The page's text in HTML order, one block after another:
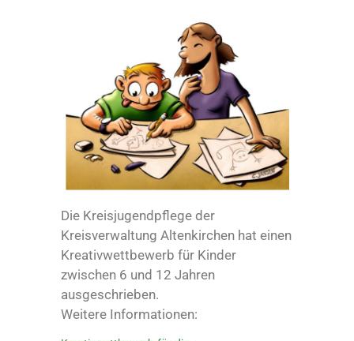
Die Kreisjugendpflege der
Kreisverwaltung Altenkirchen hat einen
Kreativwettbewerb für Kinder
zwischen 6 und 12 Jahren
ausgeschrieben.
Weitere Informationen: